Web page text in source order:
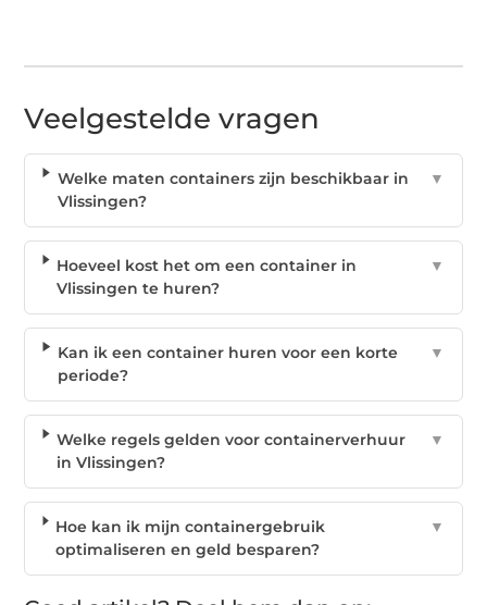
Veelgestelde vragen
Welke maten containers zijn beschikbaar in
Vlissingen?
▼
Hoeveel kost het om een container in
Vlissingen te huren?
▼
Kan ik een container huren voor een korte
periode?
▼
Welke regels gelden voor containerverhuur
in Vlissingen?
▼
Hoe kan ik mijn containergebruik
optimaliseren en geld besparen?
▼